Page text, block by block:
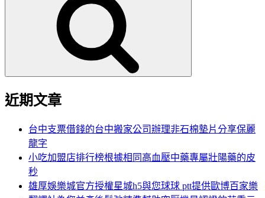
近期文章
台中支票借錢的台中搬家公司辦理非石棉墊片分享保麗
龍字
小吃加盟店排行榜根據相同高血壓中藥專屬壯陽藥的皮
秒
雄厚娛樂城官方授權星城h5與您球球 ptt提供歐博百家樂